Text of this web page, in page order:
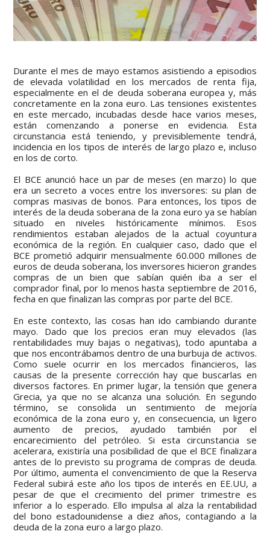
Durante el mes de mayo estamos asistiendo a episodios
de elevada volatilidad en los mercados de renta fija,
especialmente en el de deuda soberana europea y, más
concretamente en la zona euro. Las tensiones existentes
en este mercado, incubadas desde hace varios meses,
están comenzando a ponerse en evidencia. Esta
circunstancia está teniendo, y previsiblemente tendrá,
incidencia en los tipos de interés de largo plazo e, incluso
en los de corto.
El BCE anunció hace un par de meses (en marzo) lo que
era un secreto a voces entre los inversores: su plan de
compras masivas de bonos. Para entonces, los tipos de
interés de la deuda soberana de la zona euro ya se habían
situado en niveles históricamente mínimos. Esos
rendimientos estaban alejados de la actual coyuntura
económica de la región. En cualquier caso, dado que el
BCE prometió adquirir mensualmente 60.000 millones de
euros de deuda soberana, los inversores hicieron grandes
compras de un bien que sabían quién iba a ser el
comprador final, por lo menos hasta septiembre de 2016,
fecha en que finalizan las compras por parte del BCE.
En este contexto, las cosas han ido cambiando durante
mayo. Dado que los precios eran muy elevados (las
rentabilidades muy bajas o negativas), todo apuntaba a
que nos encontrábamos dentro de una burbuja de activos.
Como suele ocurrir en los mercados financieros, las
causas de la presente corrección hay que buscarlas en
diversos factores. En primer lugar, la tensión que genera
Grecia, ya que no se alcanza una solución. En segundo
término, se consolida un sentimiento de mejoría
económica de la zona euro y, en consecuencia, un ligero
aumento de precios, ayudado también por el
encarecimiento del petróleo. Si esta circunstancia se
acelerara, existiría una posibilidad de que el BCE finalizara
antes de lo previsto su programa de compras de deuda.
Por último, aumenta el convencimiento de que la Reserva
Federal subirá este año los tipos de interés en EE.UU, a
pesar de que el crecimiento del primer trimestre es
inferior a lo esperado. Ello impulsa al alza la rentabilidad
del bono estadounidense a diez años, contagiando a la
deuda de la zona euro a largo plazo.